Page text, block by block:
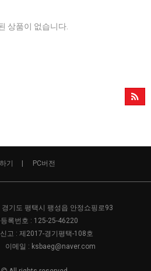
상품이 없습니다.
기 PC버전
경기도 평택시 팽성읍 안정쇼핑로93
록번호 : 125-25-46220
고 : 제2017-경기평택-108호
이메일 : ksbaeg@naver.com